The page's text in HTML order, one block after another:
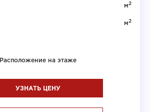
м2
м2
Расположение на этаже
УЗНАТЬ ЦЕНУ